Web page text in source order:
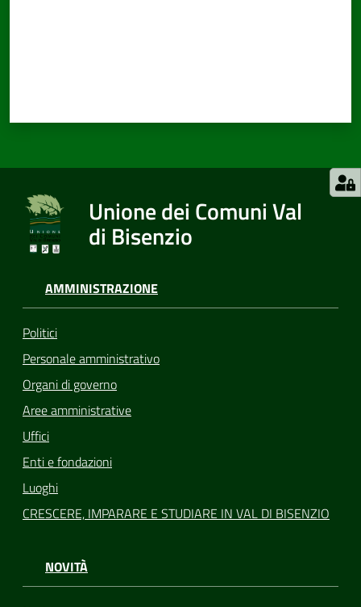
Unione dei Comuni Val
di Bisenzio
AMMINISTRAZIONE
Politici
Personale amministrativo
Organi di governo
Aree amministrative
Uffici
Enti e fondazioni
Luoghi
CRESCERE, IMPARARE E STUDIARE IN VAL DI BISENZIO
NOVITÀ